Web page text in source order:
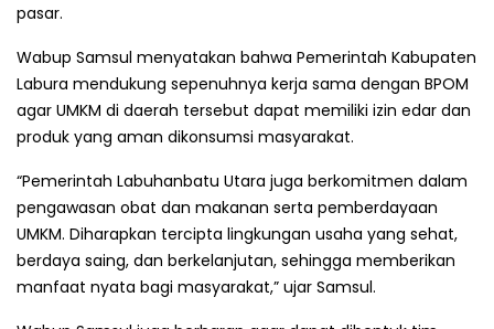
pasar.
Wabup Samsul menyatakan bahwa Pemerintah Kabupaten
Labura mendukung sepenuhnya kerja sama dengan BPOM
agar UMKM di daerah tersebut dapat memiliki izin edar dan
produk yang aman dikonsumsi masyarakat.
“Pemerintah Labuhanbatu Utara juga berkomitmen dalam
pengawasan obat dan makanan serta pemberdayaan
UMKM. Diharapkan tercipta lingkungan usaha yang sehat,
berdaya saing, dan berkelanjutan, sehingga memberikan
manfaat nyata bagi masyarakat,” ujar Samsul.